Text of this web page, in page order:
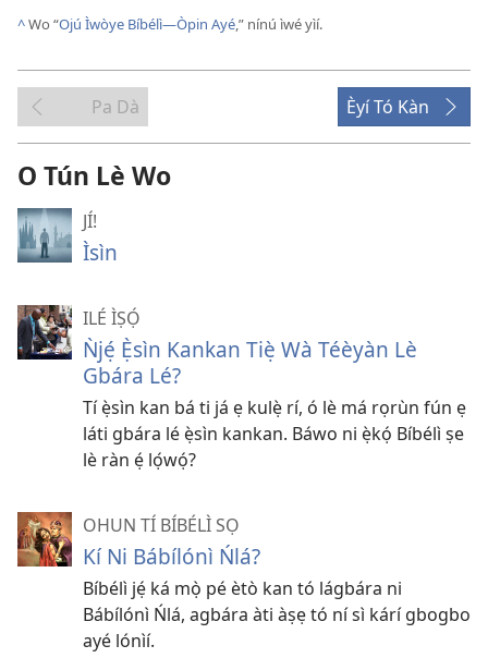
^Wo “Ojú Ìwòye Bíbélì—Òpin Ayé,” nínú ìwé yìí.
Pa Dà Èyí Tó Kàn
O Tún Lè Wo
JÍ!
Ìsìn
ILÉ ÌṢỌ́
Ǹjẹ́ Ẹ̀sìn Kankan Tiẹ̀ Wà Téèyàn Lè
Gbára Lé?
Tí ẹ̀sìn kan bá ti já ẹ kulẹ̀ rí, ó lè má rọrùn fún ẹ
láti gbára lé ẹ̀sìn kankan. Báwo ni ẹ̀kọ́ Bíbélì ṣe
lè ràn ẹ́ lọ́wọ́?
OHUN TÍ BÍBÉLÌ SỌ
Kí Ni Bábílónì Ńlá?
Bíbélì jẹ́ ká mọ̀ pé ètò kan tó lágbára ni
Bábílónì Ńlá, agbára àti àṣẹ tó ní sì kárí gbogbo
ayé lónìí.